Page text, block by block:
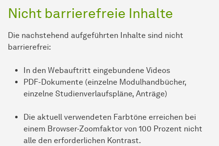
Nicht barrierefreie Inhalte
Die nachstehend aufgeführten Inhalte sind nicht
barrierefrei:
In den Webauftritt eingebundene Videos
PDF-Dokumente (einzelne Modulhandbücher,
einzelne Studienverlaufspläne, Anträge)
Die aktuell verwendeten Farbtöne erreichen bei
einem Browser-Zoomfaktor von 100 Prozent nicht
alle den erforderlichen Kontrast.